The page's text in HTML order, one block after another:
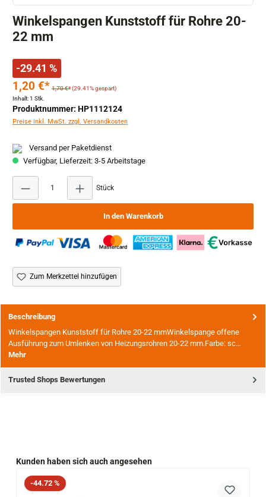
Winkelspangen Kunststoff für Rohre 20-
22 mm
-29.41 %
1,20 €* 1,70 €*(29.41% gespart)
Inhalt:1 Stk.
Produktnummer: HP1112124
Preise inkl. MwSt. zzgl. Versandkosten
Versand per Paketdienst
Verfügbar, Lieferzeit: 3-5 Arbeitstage
Stück
In den Warenkorb
Zum Merkzettel hinzufügen
Beschreibung
Winkelspangen Kunststoff für Rohre 20-22 mmWinkelspange offene
Ausführung zum Umlenken von Heizungsrohren 20-22 mm.Farbe: sc…
Mehr
Trusted Shops Bewertungen
Produktgalerie überspringen
Kunden haben sich auch angesehen
Rabatt
-44.72 %